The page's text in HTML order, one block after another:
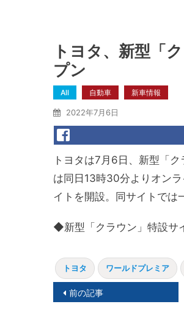
トヨタ、新型「
プン
All 自動車 新車情報
2022年7月6日
トヨタは7月6日、新型「
は同日13時30分よりオン
イトを開設。同サイトでは
◆新型「クラウン」特設サ
トヨタ ワールドプレミア
投前の記事